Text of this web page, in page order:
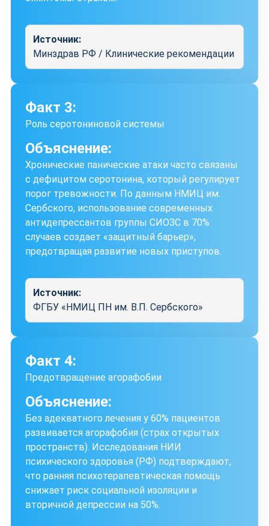
Источник:
Минздрав РФ / Клинические рекомендации
Факт 3:
Роль серотониновой системы
Объяснение:
Хронические панические атаки часто связаны
с дефицитом серотонина, который регулирует
порог тревожности. По данным НМИЦ им.
Сербского, использование современных
антидепрессантов группы СИОЗС в 70%
случаев создает «защитный барьер»,
предотвращая развитие новых приступов.
Источник:
ФГБУ «НМИЦ ПН им. В.П. Сербского»
Факт 4:
Предотвращение агорафобии
Объяснение:
Без адекватного лечения у 60% пациентов
развивается агорафобия (страх открытых
пространств). Исследования НИИ
психического здоровья (РФ) подтверждают,
что ранняя психотерапевтическая помощь
снижает риск социальной изоляции и
вторичной депрессии на 50%.